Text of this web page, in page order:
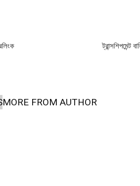
ট্রান্সশিপমেন্ট
MORE FROM AUTHOR